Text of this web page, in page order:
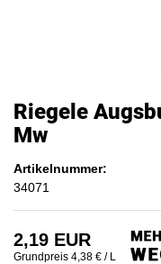
Riegele
Mw
Artikelnummer:
34071
2,19 EUR
Grundpreis 4,38 € / L